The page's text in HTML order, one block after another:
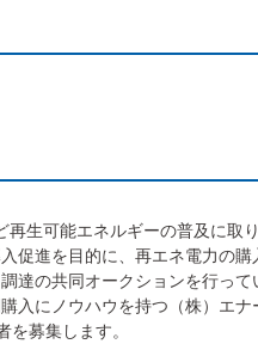
生可能エネルギーの普及に取り
促進を目的に、再エネ電力の購
達の共同オークションを行って
入にノウハウを持つ（株）エナ
募集します。